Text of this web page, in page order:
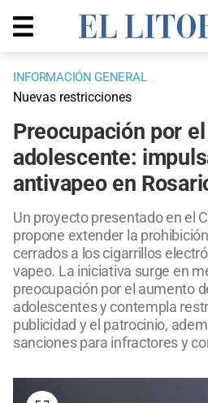
INFORMACIÓN GENERAL
Nuevas restricciones
Preocupación por
adolescente:
antivapeo en
Un proyecto presentado en el
propone extender la
cerrados a los cigarrillos
vapeo. La iniciativa surge en
preocupación por el aumento
adolescentes y contempla
publicidad y el patrocinio,
sanciones para infractores y